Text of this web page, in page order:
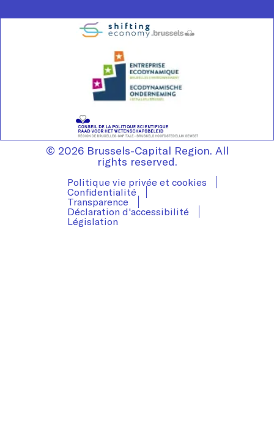
© 2026 Brussels-Capital Region. All
rights reserved.
Politique vie privée et cookies
Confidentialité
Transparence
Déclaration d'accessibilité
Législation